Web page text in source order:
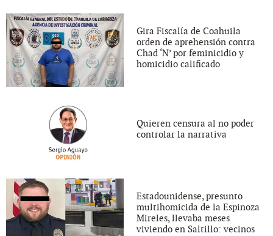
Gira Fiscalía de Coahuila
orden de aprehensión contra
Chad ‘N’ por feminicidio y
homicidio calificado
Quieren censura al no poder
controlar la narrativa
Estadounidense, presunto
multihomicida de la Espinoza
Mireles, llevaba meses
viviendo en Saltillo: vecinos